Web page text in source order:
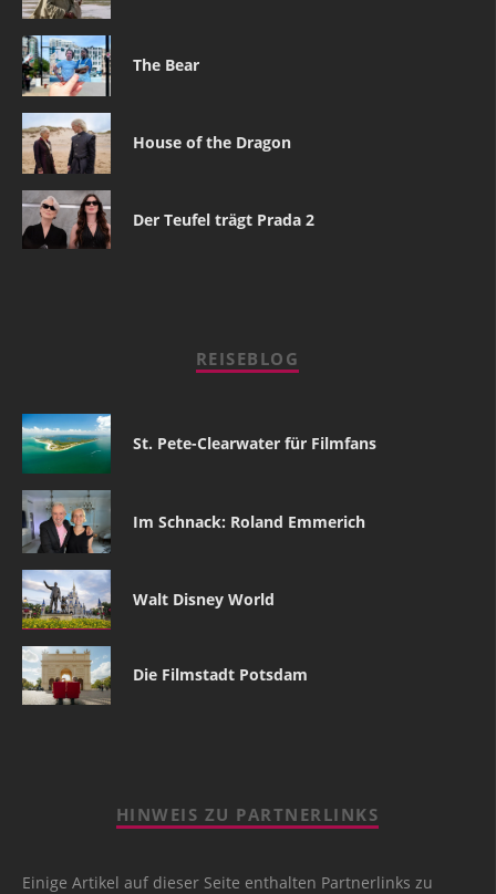
The Bear
House of the Dragon
Der Teufel trägt Prada 2
REISEBLOG
St. Pete-Clearwater für Filmfans
Im Schnack: Roland Emmerich
Walt Disney World
Die Filmstadt Potsdam
HINWEIS ZU PARTNERLINKS
Einige Artikel auf dieser Seite enthalten Partnerlinks zu